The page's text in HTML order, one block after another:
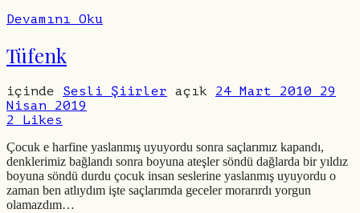
Devamını Oku
Tüfenk
içinde Sesli Şiirler açık 24 Mart 2010 29
Nisan 2019
2
Likes
Çocuk e harfine yaslanmış uyuyordu sonra saçlarımız kapandı,
denklerimiz bağlandı sonra boyuna ateşler söndü dağlarda bir yıldız
boyuna söndü durdu çocuk insan seslerine yaslanmış uyuyordu o
zaman ben atlıydım işte saçlarımda geceler morarırdı yorgun
olamazdım…